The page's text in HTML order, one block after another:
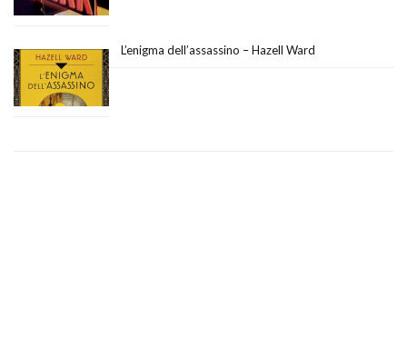
L’enigma dell’assassino – Hazell Ward